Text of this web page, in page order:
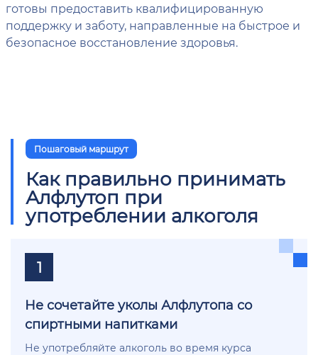
готовы предоставить квалифицированную
поддержку и заботу, направленные на быстрое и
безопасное восстановление здоровья.
Пошаговый маршрут
Как правильно принимать
Алфлутоп при
употреблении алкоголя
1
Не сочетайте уколы Алфлутопа со
спиртными напитками
Не употребляйте алкоголь во время курса